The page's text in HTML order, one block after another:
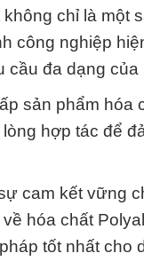
chỉ là một
công nghiệp
đa dạng
sản phẩm
hợp tác để
cam kết vững
hóa chất
tốt nhất cho